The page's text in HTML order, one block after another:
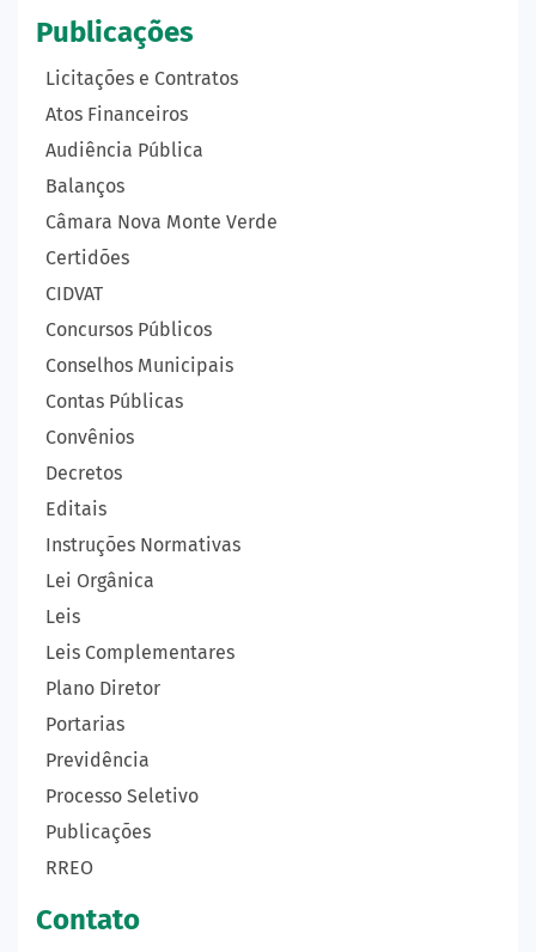
Publicações
Licitações e Contratos
Atos Financeiros
Audiência Pública
Balanços
Câmara Nova Monte Verde
Certidões
CIDVAT
Concursos Públicos
Conselhos Municipais
Contas Públicas
Convênios
Decretos
Editais
Instruções Normativas
Lei Orgânica
Leis
Leis Complementares
Plano Diretor
Portarias
Previdência
Processo Seletivo
Publicações
RREO
Contato